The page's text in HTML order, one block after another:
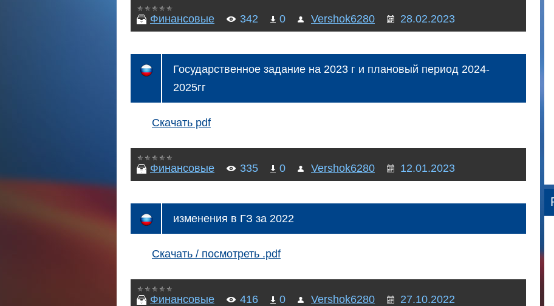
Финансовые 342 0 Vershok6280 28.02.2023
Государственное задание на 2023 г и плановый период 2024-
2025гг
Скачать pdf
Финансовые 335 0 Vershok6280 12.01.2023
изменения в ГЗ за 2022
Скачать / посмотреть .pdf
Финансовые 416 0 Vershok6280 27.10.2022